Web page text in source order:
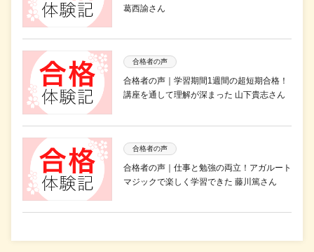
葛西諭さん
合格者の声
合格者の声｜学習期間1週間の超短期合格！
講座を通して理解が深まった 山下貴志さん
合格者の声
合格者の声｜仕事と勉強の両立！アガルート
マジックで楽しく学習できた 藤川篤さん